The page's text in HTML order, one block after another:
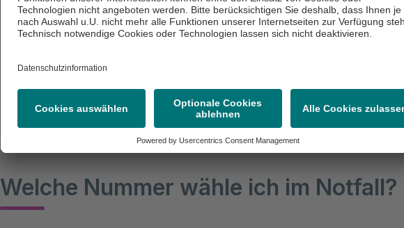
Bitte haben Sie Verständnis, dass unser Fokus auf der
vor Ort liegt und wir telefonisch keine gesundheitlichen
Arbeitsunfähigkeitsbescheinigungen ausstellen können.
Welche Nummer wähle ich im Notfall?